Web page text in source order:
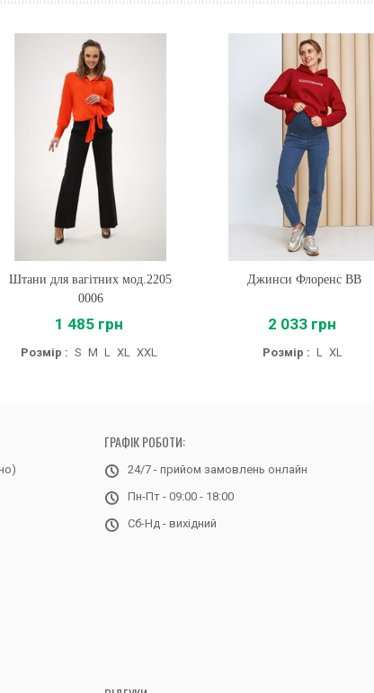
Купити
Штани для вагітних мод.2205
0006
1 485 грн
Розмір : S M L XL XXL
Купити
Джинси Флоренс BB
2 033 грн
Розмір : L XL
ГРАФІК РОБОТИ:
24/7 - прийом замовлень онлайн
Пн-Пт - 09:00 - 18:00
Сб-Нд - вихідний